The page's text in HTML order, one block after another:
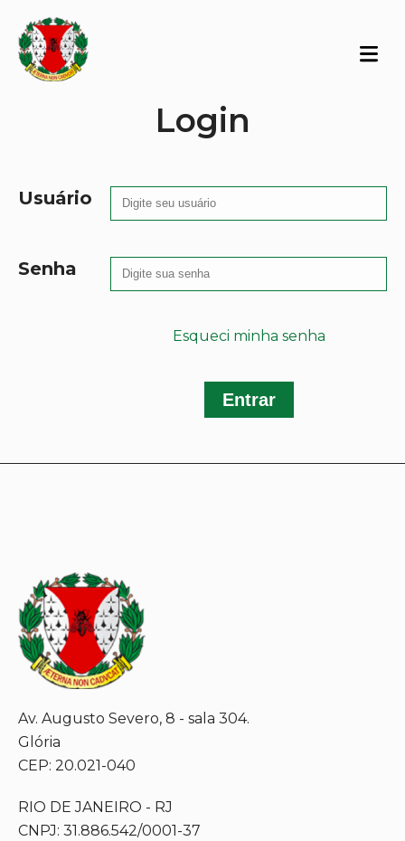
Login
Usuário
Senha
Esqueci minha senha
Av. Augusto Severo, 8 - sala 304.
Glória
CEP: 20.021-040
RIO DE JANEIRO - RJ
CNPJ: 31.886.542/0001-37